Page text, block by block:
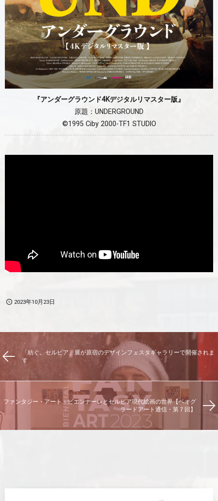
『アンダーグラウンド4Kデジタルリマスター版』
原題：UNDERGROUND
©1995 Ciby 2000-TF1 STUDIO
2023年10月23日
「紡ぐ。セルビア」展が原宿のデザインフェスタギャラリーで開催されま
す
ファンタジー・アート・ビエンナーレとセルビア現代絵画の世界【ベオグ
ラードアート通信・第７回】